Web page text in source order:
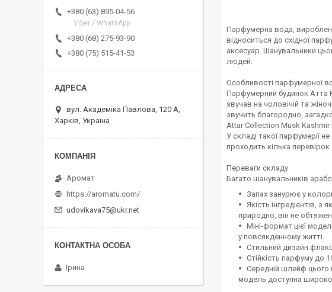
Парфумерна вода,
відноситься до східної
аксесуар. Шанувальники
людей.
Особливості парфумерної
Парфумерний будинок Атта
звучав на чоловічій та
звучить благородно,
Attar Collection Musk Kashmir
У складі такої парфумерії
проходить кілька
Переваги складу
Багато шанувальників
Запах занурює у
Якість інгредієнтів,
природно, він не
Міні-формат цієї
у повсякденному житті.
Стильний дизайн
Стійкість парфуму до
Середній шлейф цього
модель доступна
+380 (63) 895-04-56
Viber / WhatsApp
+380 (68) 275-93-90
+380 (75) 515-41-53
вул. Академіка Павлова, 120 А,
Харків, Україна
Аромат
https://aromatu.com/
udovikava75@ukr.net
Ірина